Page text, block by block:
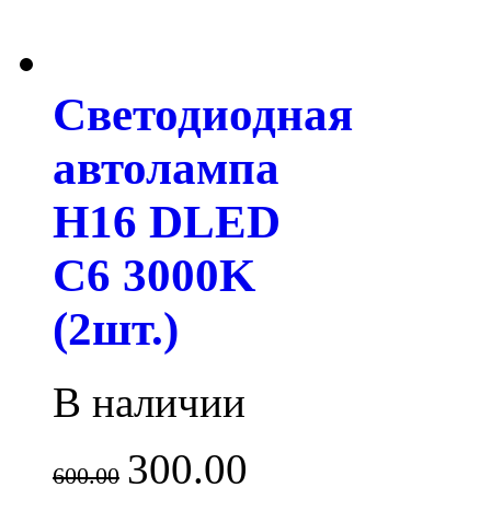
Светодиодная
автолампа
H16 DLED
C6 3000K
(2шт.)
В наличии
600.00 300.00